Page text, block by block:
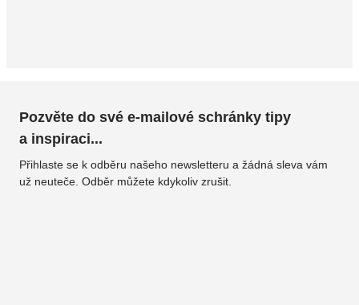
Pozvěte do své e-mailové schránky tipy
a inspiraci...
Přihlaste se k odběru našeho newsletteru a žádná sleva vám
už neuteče. Odběr můžete kdykoliv zrušit.